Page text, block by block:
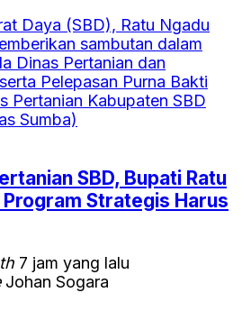
SBD, Bupati Ratu
Strategis Harus
7 jam yang lalu
Johan Sogara